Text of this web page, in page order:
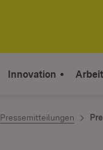
Innovation Arbeit
Pressemitteilungen